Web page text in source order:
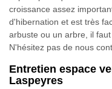
croissance assez
d'hibernation et est très
arbuste ou un arbre, il
N'hésitez pas de nous
Entretien espace
Laspeyres